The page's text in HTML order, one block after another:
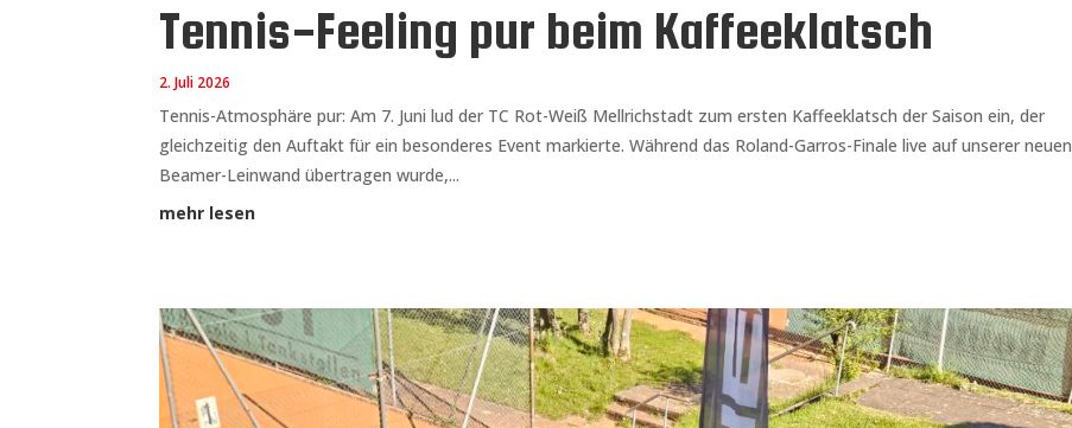
Tennis-Feeling pur beim Kaffeeklatsch
2. Juli 2026
Tennis-Atmosphäre pur: Am 7. Juni lud der TC Rot-Weiß Mellrichstadt zum ersten Kaffeeklatsch der Saison ein, der
gleichzeitig den Auftakt für ein besonderes Event markierte. Während das Roland-Garros-Finale live auf unserer neuen
Beamer-Leinwand übertragen wurde,...
mehr lesen